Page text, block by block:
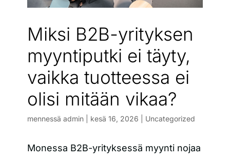
Miksi B2B-yrityksen
myyntiputki ei täyty,
vaikka tuotteessa ei
olisi mitään vikaa?
mennessä admin| kesä 16, 2026 Uncategorized
Monessa B2B-yrityksessä myynti nojaa